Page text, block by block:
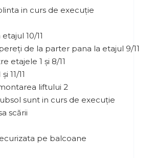
in curs de execuție
10/11
de la parter pana la etajul 9/11
etajele 1 și 8/11
11/11
liftului 2
sunt in curs de execuție
scării
pe balcoane